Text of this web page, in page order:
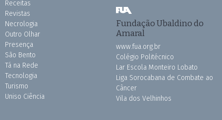
Receitas
Revistas
Necrologia
Outro Olhar
Presença
São Bento
Tá na Rede
Tecnologia
Turismo
Uniso Ciência
Fundação Ubaldino do
Amaral
www.fua.org.br
Colégio Politécnico
Lar Escola Monteiro Lobato
Liga Sorocabana de Combate ao
Câncer
Vila dos Velhinhos